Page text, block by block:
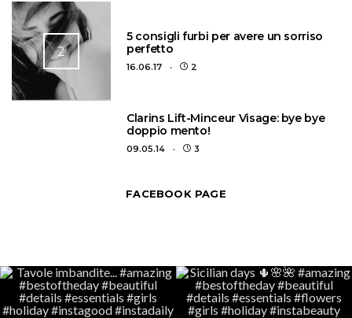
2
5 consigli furbi per avere un sorriso
perfetto
16.06.17 2
Clarins Lift-Minceur Visage: bye bye
doppio mento!
09.05.14 3
FACEBOOK PAGE